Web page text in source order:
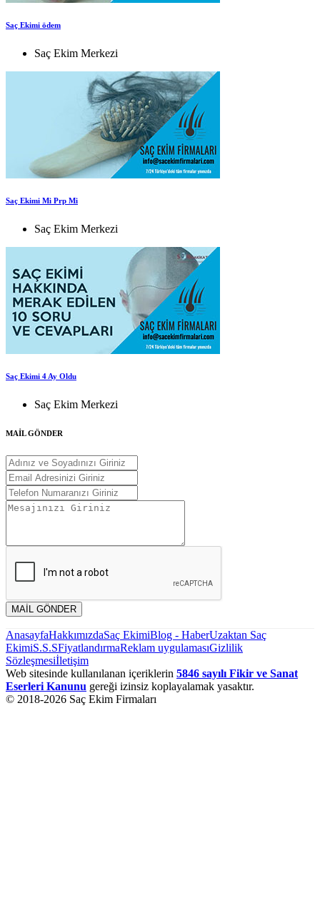
Saç Ekimi ödem
Saç Ekim Merkezi
Saç Ekimi Mi Prp Mi
Saç Ekim Merkezi
Saç Ekimi 4 Ay Oldu
Saç Ekim Merkezi
MAİL GÖNDER
MAİL GÖNDER
AnasayfaHakkımızdaSaç EkimiBlog - HaberUzaktan Saç
EkimiS.S.SFiyatlandırmaReklam uygulamasıGizlilik
Sözleşmesiİletişim
Web sitesinde kullanılanan içeriklerin 5846 sayılı Fikir ve Sanat
Eserleri Kanunu gereği izinsiz koplayalamak yasaktır.
© 2018-2026 Saç Ekim Firmaları